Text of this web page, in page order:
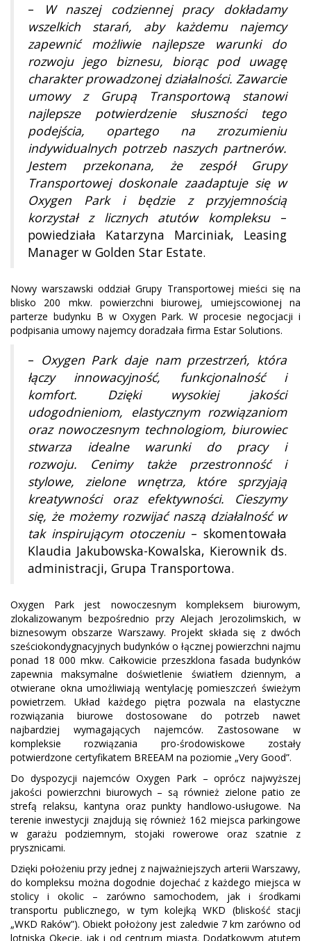
–
W naszej codziennej pracy dokładamy
wszelkich starań, aby każdemu najemcy
zapewnić możliwie najlepsze warunki do
rozwoju jego biznesu, biorąc pod uwagę
charakter prowadzonej działalności. Zawarcie
umowy z Grupą Transportową stanowi
najlepsze potwierdzenie słuszności tego
podejścia, opartego na zrozumieniu
indywidualnych potrzeb naszych partnerów.
Jestem przekonana, że zespół Grupy
Transportowej doskonale zaadaptuje się w
Oxygen Park i będzie z przyjemnością
korzystał z licznych atutów kompleksu –
powiedziała Katarzyna Marciniak, Leasing
Manager w Golden Star Estate.
Nowy warszawski oddział Grupy Transportowej mieści się na
blisko 200 mkw. powierzchni biurowej, umiejscowionej na
parterze budynku B w Oxygen Park. W procesie negocjacji i
podpisania umowy najemcy doradzała firma Estar Solutions.
– Oxygen Park daje nam przestrzeń, która
łączy innowacyjność, funkcjonalność i
komfort. Dzięki wysokiej jakości
udogodnieniom, elastycznym rozwiązaniom
oraz nowoczesnym technologiom, biurowiec
stwarza idealne warunki do pracy i
rozwoju. Cenimy także przestronność i
stylowe, zielone wnętrza, które sprzyjają
kreatywności oraz efektywności. Cieszymy
się, że możemy rozwijać naszą działalność w
tak inspirującym otoczeniu – skomentowała
Klaudia Jakubowska-Kowalska, Kierownik ds.
administracji, Grupa Transportowa.
Oxygen Park jest nowoczesnym kompleksem biurowym,
zlokalizowanym bezpośrednio przy Alejach Jerozolimskich, w
biznesowym obszarze Warszawy. Projekt składa się z dwóch
sześciokondygnacyjnych budynków o łącznej powierzchni najmu
ponad 18 000 mkw. Całkowicie przeszklona fasada budynków
zapewnia maksymalne doświetlenie światłem dziennym, a
otwierane okna umożliwiają wentylację pomieszczeń świeżym
powietrzem. Układ każdego piętra pozwala na elastyczne
rozwiązania biurowe dostosowane do potrzeb nawet
najbardziej wymagających najemców. Zastosowane w
kompleksie rozwiązania pro-środowiskowe zostały
potwierdzone certyfikatem BREEAM na poziomie „Very Good”.
Do dyspozycji najemców Oxygen Park – oprócz najwyższej
jakości powierzchni biurowych – są również zielone patio ze
strefą relaksu, kantyna oraz punkty handlowo-usługowe. Na
terenie inwestycji znajdują się również 162 miejsca parkingowe
w garażu podziemnym, stojaki rowerowe oraz szatnie z
prysznicami.
Dzięki położeniu przy jednej z najważniejszych arterii Warszawy,
do kompleksu można dogodnie dojechać z każdego miejsca w
stolicy i okolic – zarówno samochodem, jak i środkami
transportu publicznego, w tym kolejką WKD (bliskość stacji
„WKD Raków”). Obiekt położony jest zaledwie 7 km zarówno od
lotniska Okęcie, jak i od centrum miasta. Dodatkowym atutem